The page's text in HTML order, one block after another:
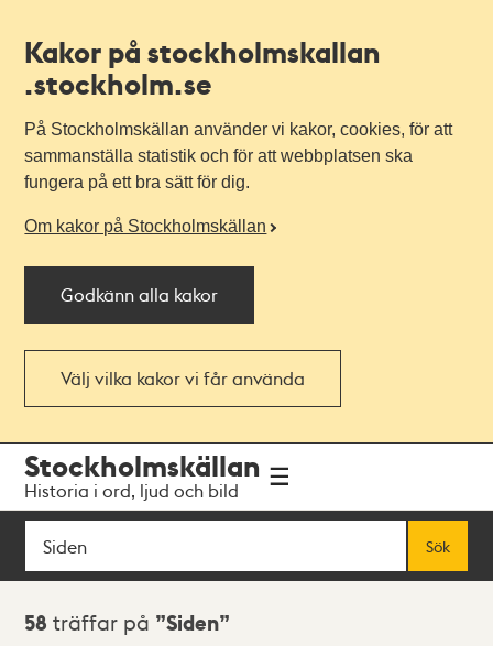
Kakor på stockholmskallan
.stockholm.se
På Stockholmskällan använder vi kakor, cookies, för att
sammanställa statistik och för att webbplatsen ska
fungera på ett bra sätt för dig.
Om kakor på Stockholmskällan
Godkänn alla kakor
Välj vilka kakor vi får använda
navigationen
huvudinnehållet
Stockholmskällan
Historia i ord, ljud och bild
Sök
Sök
Sökresultat
58 träffar på Siden